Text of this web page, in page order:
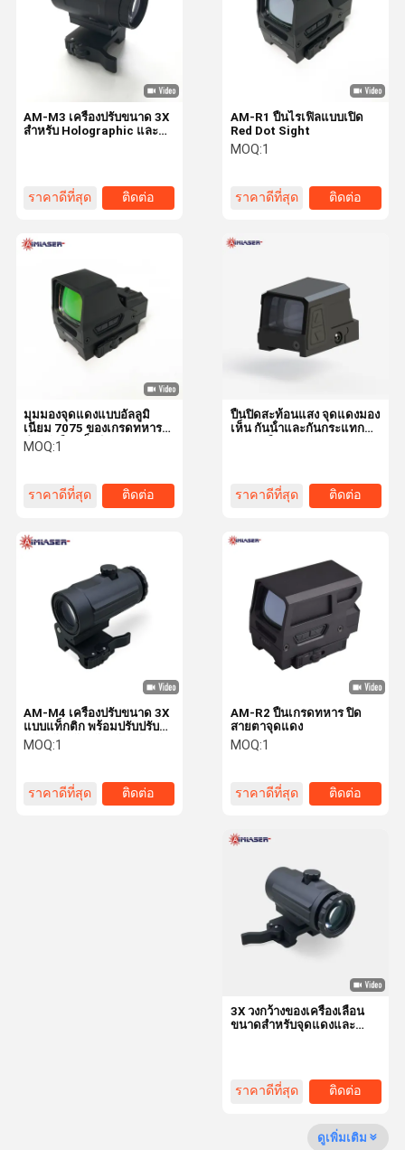
สินค้า
การควบคุม
ติดต่อเรา ข่าว กรณี
ขอทุน
เป้าหมายเลเซอร์อิเล็กทรอนิกส์
เลเซอร์มองเห็นด้วยเครื่อง
การมองเห็นจุดแดงแบบโฮโลแกรฟิก
AM-R1 ปืนไรเฟิลแบบเปิด
Red Dot Sight
MOQ:1
ราคาดีที่สุด ติดต่อ
AM-M3 เครื่องปรับขนาด 3X
สําหรับ Holographic และ
ราคาดีที่สุด ติดต่อ
ปืนปิดสะท้อนแสง จุดแดงมอง
เห็น กันน้ําและกันกระแทก
ราคาดีที่สุด ติดต่อ
มุมมองจุดแดงแบบอัลลูมิ
เนียม 7075 ของเกรดทหาร
สําหรับปืนแท็กติก AR-
Platform
MOQ:1
ราคาดีที่สุด ติดต่อ
AM-R2 ปืนเกรดทหาร ปิด
สายตาจุดแดง
MOQ:1
ราคาดีที่สุด ติดต่อ
AM-M4 เครื่องปรับขนาด 3X
แบบแท็กติก พร้อมปรับปรับ
ปรับปรับปรับปรับปรับปรับปรับ
ปรับปรับปรับปรับปรับปรับปรับ
ปรับปรับปรับปรับปรับปรับปรับ
ปรับปรับปรับปรับปรับปรับปรับ
ปรับปรับปรับปรับปรับปรับปรับ
MOQ:1
ราคาดีที่สุด ติดต่อ
3X วงกว้างของเครื่องเลื่อน
ขนาดสําหรับจุดแดงและ
ราคาดีที่สุด ติดต่อ
ดูเพิ่มเติม